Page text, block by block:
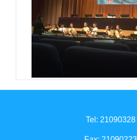
Tel: 21090328